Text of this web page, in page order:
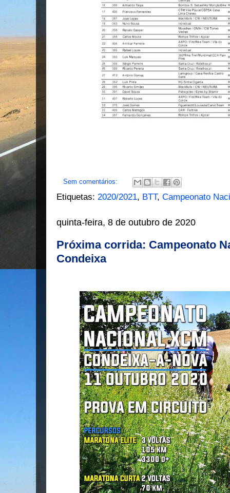
Sem comentários:
Etiquetas: 2020/2021, BTT, Campeonato
quinta-feira, 8 de outubro de 2020
Próxima corrida: Campeonato
Condeixa